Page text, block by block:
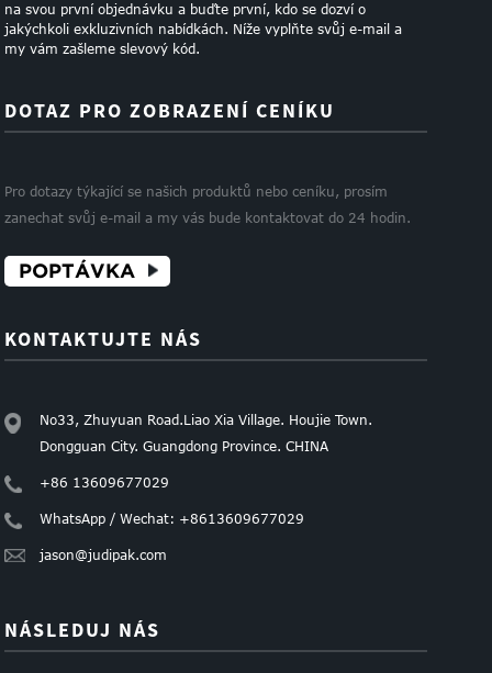
na svou první objednávku a buďte první, kdo se dozví o
jakýchkoli exkluzivních nabídkách. Níže vyplňte svůj e-mail a
my vám zašleme slevový kód.
DOTAZ PRO ZOBRAZENÍ CENÍKU
Pro dotazy týkající se našich produktů nebo ceníku, prosím
zanechat svůj e-mail a my vás bude kontaktovat do 24 hodin.
POPTÁVKA
KONTAKTUJTE NÁS
No33, Zhuyuan Road.Liao Xia Village. Houjie Town.
Dongguan City. Guangdong Province. CHINA
+86 13609677029
WhatsApp / Wechat: +8613609677029
jason@judipak.com
NÁSLEDUJ NÁS